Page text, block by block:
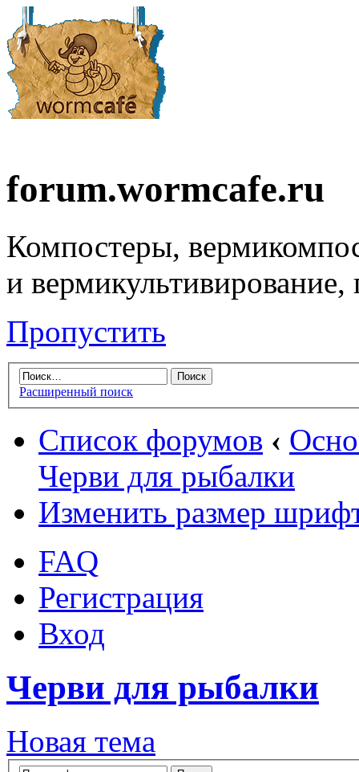
forum.wormcafe.ru
Компостеры,
и
Пропустить
Расширенный поиск
Список форумов ‹
Черви для рыбалки
Изменить размер
FAQ
Регистрация
Вход
Черви для рыбалки
Новая тема